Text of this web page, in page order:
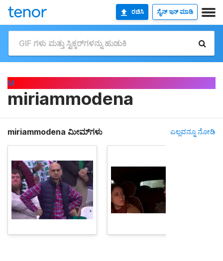
ರಚಿಸಿ ಸೈನ್ ಇನ್ ಮಾಡಿ
M
miriammodena
miriammodena ಮೀಮ್‌ಗಳು ಎಲ್ಲವನ್ನೂ ನೋಡಿ